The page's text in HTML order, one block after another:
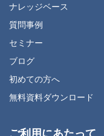
ナレッジベース
質問事例
セミナー
ブログ
初めての方へ
無料資料ダウンロード
ご利用にあたって